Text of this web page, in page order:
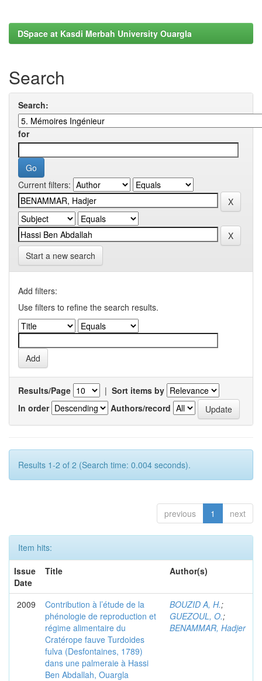
DSpace at Kasdi Merbah University Ouargla
Search
Search:
for
Current filters:
Start a new search
Add filters:
Use filters to refine the search results.
Results/Page | Sort items by
In order
Authors/record
Results 1-2 of 2 (Search time: 0.004 seconds).
previous 1 next
Item hits:
Issue
Date
Title Author(s)
2009
Contribution à l’étude de la
phénologie de reproduction et
régime alimentaire du
Cratérope fauve Turdoides
fulva (Desfontaines, 1789)
dans une palmeraie à Hassi
Ben Abdallah, Ouargla
BOUZID A, H.;
GUEZOUL, O.;
BENAMMAR, Hadjer